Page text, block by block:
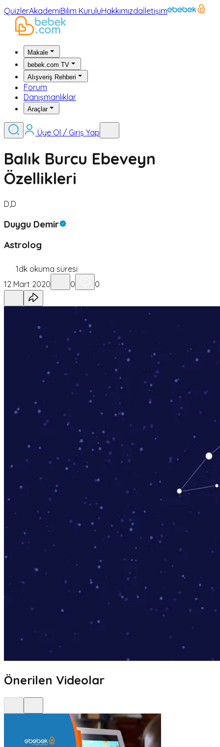
QuizlerAkademiBilim KuruluHakkımızdaİletişim
Makale
bebek.com TV
Alışveriş Rehberi
Forum
Danışmanlıklar
Araçlar
Üye Ol / Giriş Yap
Balık Burcu Ebeveyn
Özellikleri
D,D
Duygu Demir
Astrolog
1dk okuma süresi
12 Mart 2020
0 0
Önerilen Videolar